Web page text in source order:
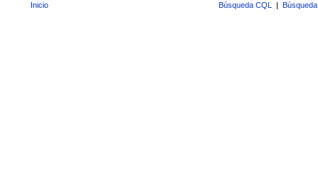
Inicio Búsqueda CQL